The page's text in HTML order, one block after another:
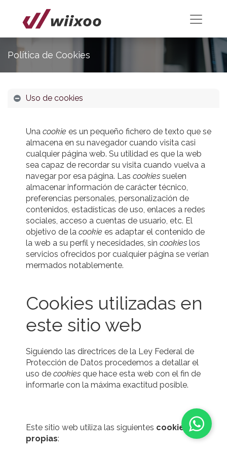
Política de Cookies
Uso de cookies
Una cookie es un pequeño fichero de texto que se
almacena en su navegador cuando visita casi
cualquier página web. Su utilidad es que la web
sea capaz de recordar su visita cuando vuelva a
navegar por esa página. Las cookies suelen
almacenar información de carácter técnico,
preferencias personales, personalización de
contenidos, estadísticas de uso, enlaces a redes
sociales, acceso a cuentas de usuario, etc. El
objetivo de la cookie es adaptar el contenido de
la web a su perfil y necesidades, sin cookies los
servicios ofrecidos por cualquier página se verían
mermados notablemente.
Cookies utilizadas en
este sitio web
Siguiendo las directrices de la Ley Federal de
Protección de Datos procedemos a detallar el
uso de cookies que hace esta web con el fin de
informarle con la máxima exactitud posible.
Este sitio web utiliza las siguientes cookies
propias: